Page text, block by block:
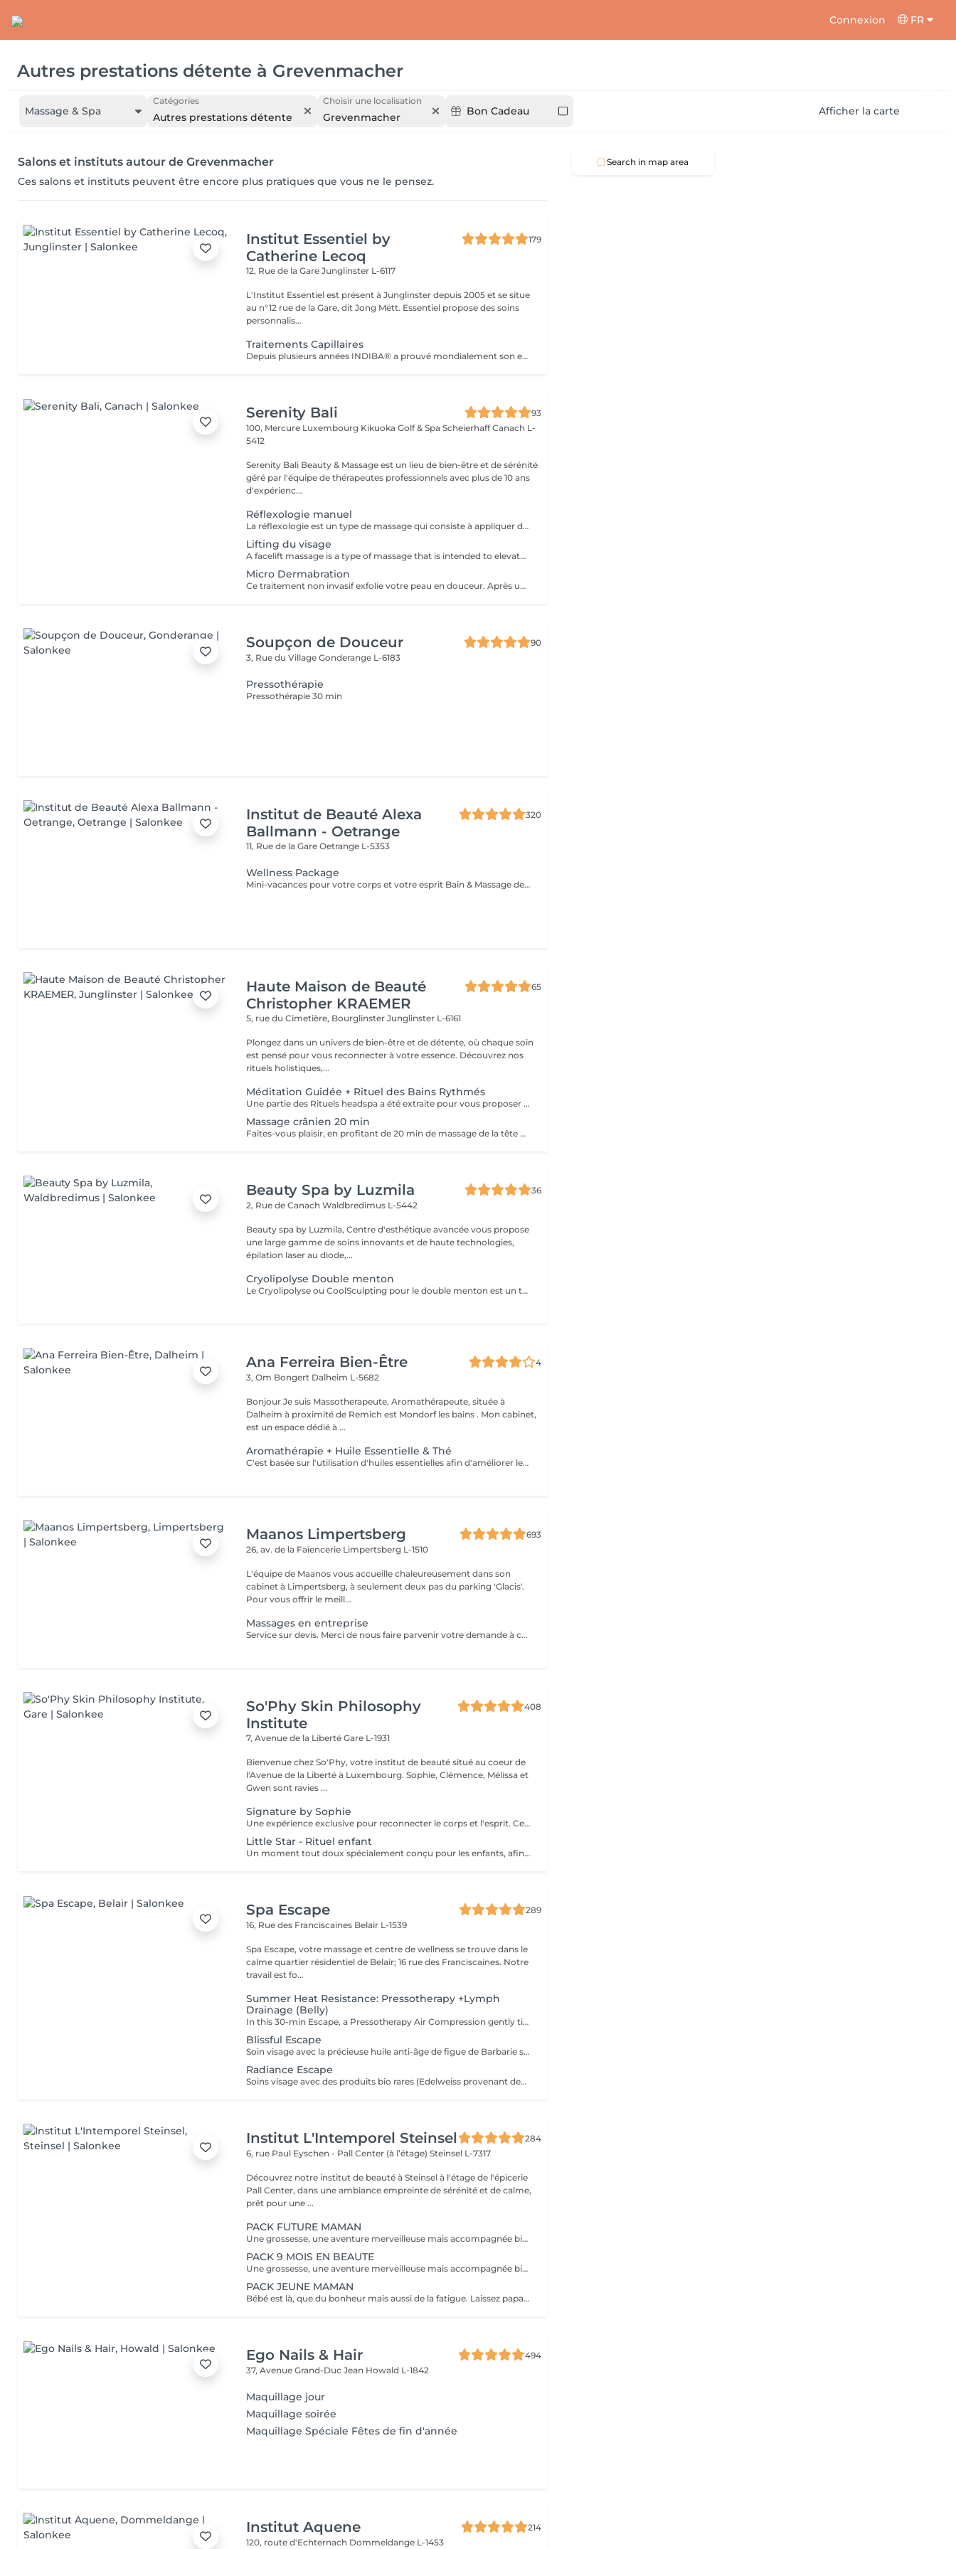
Connexion FR
Autres prestations détente à Grevenmacher
Massage & Spa
Catégories
Autres prestations détente
Choisir une localisation
Grevenmacher Bon Cadeau Afficher la carte
Salons et instituts autour de Grevenmacher
Ces salons et instituts peuvent être encore plus pratiques que vous ne le pensez.
Institut Essentiel by
Catherine Lecoq
179
12, Rue de la GareJunglinster L-6117
L'Institut Essentiel est présent à Junglinster depuis 2005 et se situe
au n°12 rue de la Gare, dit Jong Mëtt. Essentiel propose des soins
personnalis...
Traitements Capillaires
Depuis plusieurs années INDIBA® a prouvé mondialement son efficacité à lutter contre la dégénérescence cellulaire (vieillissement cellulaire). La technologie de INDIBA® Haiwave a été spécifiquement conçue pour traiter le problème de la chute des cheveux du au vieillissement ou en raison de problèmes hormonaux. En activant la micro circulation, les racines des cheveux sont intensément nourries en oxygène et peuvent se régénérer très rapidement. Le poil sort ainsi de sa phase de repos et peut repousser. Progressivement (à p.de 4 séances) les premiers cheveux sont visibles. Le traitement doit impérativement se réaliser 3-4 fois par semaines sur une durée de 1mois (revitalisation, cheveux fins, prévention anti-chute) ou 2 mois pour la perte de cheveux et calvitie. Nous proposons un forfait de 12 séances avec une remise immédiate de 15%. 1 à 2 cure de 12 séances sont conseillés à intervalle de 4-6 semaines. N'hésitez pas à nous contacter pour plus d'information ou réserver votre séance d'information (gratuite) en ligne.
Serenity Bali
93
100, Mercure Luxembourg Kikuoka Golf & Spa ScheierhaffCanach L-
5412
Serenity Bali Beauty & Massage est un lieu de bien-être et de sérénité
géré par l'équipe de thérapeutes professionnels avec plus de 10 ans
d'expérienc...
Réflexologie manuel
La réflexologie est un type de massage qui consiste à appliquer différentes quantités de pression sur les pieds. Elle est basée sur une théorie selon laquelle ces parties du corps sont connectées à certains organes et systèmes du corps.
Lifting du visage
A facelift massage is a type of massage that is intended to elevate sagging tissues, smooth wrinkles, and overall give you a more youthful appearance.
Micro Dermabration
Ce traitement non invasif exfolie votre peau en douceur. Après une série de traitements, votre teint peut apparaître plus lisse, plus lumineux et plus uniforme en couleur. Nettoyage, microdermabration, masque.
Soupçon de Douceur
90
3, Rue du VillageGonderange L-6183
Pressothérapie
Pressothérapie 30 min
Institut de Beauté Alexa
Ballmann - Oetrange
320
11, Rue de la GareOetrange L-5353
Wellness Package
Mini-vacances pour votre corps et votre esprit Bain & Massage des pieds - Gommage du corps & massage Hot Stone - Soins du visage coup d'éclat
Haute Maison de Beauté
Christopher KRAEMER
65
5, rue du Cimetière, BourglinsterJunglinster L-6161
Plongez dans un univers de bien-être et de détente, où chaque soin
est pensé pour vous reconnecter à votre essence. Découvrez nos
rituels holistiques,...
Méditation Guidée + Rituel des Bains Rythmés
Une partie des Rituels headspa a été extraite pour vous proposer cette formule courte de 20 min, afin de lâcher tout votre stress et de réguler vos émotions. Le bac à shampooing est rempli d'eau à 39°C, avec une synergie d'huiles essentielles spécifiques, en continu, à l'aide d'un bol pendant ces 20 min, l'eau aromatique est versée sur votre tête, et pendant ce temps, nous faisons un court exercice de sophrologie afin de vous mettre en pleine réceptivité pour continuer avec une méditation guidée. Un moment très relaxant et ressourçant
Massage crânien 20 min
Faites-vous plaisir, en profitant de 20 min de massage de la tête uniquement
Beauty Spa by Luzmila
36
2, Rue de CanachWaldbredimus L-5442
Beauty spa by Luzmila, Centre d'esthétique avancée vous propose
une large gamme de soins innovants et de haute technologies,
épilation laser au diode,...
Cryolipolyse Double menton
Le Cryolipolyse ou CoolSculpting pour le double menton est un traitement esthétique efficace et non invasif permettant de réduire l'apparence du double menton. Cette méthode utilise des températures très basses pour détruire les cellules graisseuses situées sous la peau, qui sont ensuite éliminées naturellement par le corps sans endommager les tissus environnants. Le résultat est une réduction visible de la graisse sous-mentonnière, pour un visage plus affiné. Avantages : Réduction de l'apparence du double menton sans chirurgie ; Traitement Non invasif et sans douleur ; Résultats visibles après quelques séances. Réservez dès aujourd'hui votre séance de Cryolipolyse pour le double menton et découvrez les résultats incroyables de cette technologie innovante !
Ana Ferreira Bien-Être
4
3, Om Bongert Dalheim L-5682
Bonjour Je suis Massotherapeute, Aromathérapeute, située à
Dalheim à proximité de Remich est Mondorf les bains . Mon cabinet,
est un espace dédié à ...
Aromathérapie + Huile Essentielle & Thé
C'est basée sur l'utilisation d'huiles essentielles afin d'améliorer le bien-être physique et psychologique d'une personne. Anxiété, dépression ou stress ; Agitation ou irritabilité ; Fatigue physique ou mentale ; Insomnie Maux de tête ou migraine Douleurs musculaires ou articulaires
Maanos Limpertsberg
693
26, av. de la Faïencerie Limpertsberg L-1510
L'équipe de Maanos vous accueille chaleureusement dans son
cabinet à Limpertsberg, à seulement deux pas du parking 'Glacis'.
Pour vous offrir le meill...
Massages en entreprise
Service sur devis. Merci de nous faire parvenir votre demande à contact@maanos.com.
So'Phy Skin Philosophy
Institute
408
7, Avenue de la LibertéGare L-1931
Bienvenue chez So'Phy, votre institut de beauté situé au coeur de
l'Avenue de la Liberté à Luxembourg. Sophie, Clémence, Mélissa et
Gwen sont ravies ...
Signature by Sophie
Une expérience exclusive pour reconnecter le corps et l'esprit. Ce soin signature débute par un bain de pieds chaud et délassant, invitant le corps à ralentir et à relâcher les premières tensions. Il se poursuit par un massage du dos profondément relaxant, conçu pour libérer les tensions musculaires, apaiser le système nerveux et installer un véritable lâcher-prise. L'expérience continue avec un soin du visage entièrement personnalisé, adapté aux besoins spécifiques de votre peau, afin de la nettoyer, l'hydrater et lui redonner confort et éclat. Au coeur de ce rituel se trouve le massage signature de Sophie, le KobiLift® : une gestuelle précise et enveloppante qui stimule, draine et raffermit la peau tout en illuminant le teint. Au-delà des résultats visibles, ce soin procure une profonde sensation d'équilibre, de légèreté et de renouveau. Un moment suspendu, où le temps ralentit, l'esprit s'apaise et le corps se sent pleinement pris en charge. Idéal pour celles et ceux qui recherchent une relaxation profonde, une peau lumineuse et une véritable parenthèse de reconnexion.
Little Star - Rituel enfant
Un moment tout doux spécialement conçu pour les enfants, afin de leur faire découvrir le plaisir de prendre soin d'eux dans un cadre rassurant et bienveillant. Vous choisissez la durée du soin (60 ou 90 minutes), et nous créons un rituel adapté à leur âge, à leurs envies et à leur sensibilité. L'expérience peut inclure différents soins tels qu'un mini soin du visage, un massage relaxant, une mini manucure ou pédicure, avec possibilité de pose de vernis. Chaque séance est pensée comme un moment ludique et apaisant, pour initier les plus jeunes au bien-être tout en douceur. Un instant de détente idéal pour leur offrir une première expérience en institut, dans le respect de leur rythme et de leurs besoins.
Spa Escape
289
16, Rue des Franciscaines Belair L-1539
Spa Escape, votre massage et centre de wellness se trouve dans le
calme quartier résidentiel de Belair; 16 rue des Franciscaines. Notre
travail est fo...
Summer Heat Resistance: Pressotherapy +Lymph
Drainage (Belly)
In this 30-min Escape, a Pressotherapy Air Compression gently tightens & relaxes the legs to boosts lymphatic drainage and reduces water retention. We add a Lymphatic Drainage Belly Massage to soothe tension and/or toxins caught in the tummy area. Your legs, and feet feel lighter, your body feels less bloated. This offer is available on Tuesday to Thursday from 10 to 3pm.
Blissful Escape
Soin visage avec la précieuse huile anti-âge de figue de Barbarie suivi d'un massage crânien + visage, cou, épaules puis un massage oriental des pieds et des jambes. Ce soin commence par un rafraîchissement stimulant des pieds pour favoriser la circulation sanguine et la relaxation.
Radiance Escape
Soins visage avec des produits bio rares (Edelweiss provenant des montagnes et Punarvana plante ayurvédique) + 60 minutes de massage aromatique. Ce soin commence par un rafraîchissement stimulant des pieds pour favoriser la circulation sanguine et la relaxation.
Institut L'Intemporel Steinsel
284
6, rue Paul Eyschen - Pall Center (à l’étage)Steinsel L-7317
Découvrez notre institut de beauté à Steinsel à l'étage de l'épicerie
Pall Center, dans une ambiance empreinte de sérénité et de calme,
prêt pour une ...
PACK FUTURE MAMAN
Une grossesse, une aventure merveilleuse mais accompagnée bien souvent de fatigue, jambes lourdes, teint brouillé, morale up and down, alors pour vous soulager, nous avons créé nos packs. A commencer au second trimestre 6 massages prénatals ( à raison d'un /mois) 1 soin visage Bulle de douceur/ purifiant ou hydratant intense selon votre type de peau. ( avant l'arrivée de bébé et la maternité) 2 beautés des pieds, car à moins d'être une acrobate en fin de parcours nos pieds sont loin ;-) 1 crème spécial vergeture Clarins et 1 protection UV 50 pour éviter les tâches pigmentaires. Prix spécial de 920€ à la place de 1135€. A offrir ou à s'offrir.
PACK 9 MOIS EN BEAUTE
Une grossesse, une aventure merveilleuse mais accompagnée bien souvent de fatigue, jambes lourdes, teint brouillé, morale up and down, alors pour vous soulager, nous avons créé nos packs. A commencer au second trimestre 12 massages prénatal ( à raison de 2 /mois) 4 soins visage Bulle de douceur/ purifiant ou hydratant intense selon votre type de peau. ( à étaler selon vos envies ou toutes 6 semaines ) 3 beautés des pieds, car à moins d'être une acrobate en fin de parcours nos pieds sont loin ;-) 1 crème spécial vergetures Clarins, 1 huile tonic Clarins et 1 protection UV 50 Clarins pour éviter les tâches pigmentaires. Prix spécial de 1899€ à la place de 2415€. A offrir ou à s'offrir.
PACK JEUNE MAMAN
Bébé est là, que du bonheur mais aussi de la fatigue. Laissez papa s'occuper de la prunelle de vos yeux et venez passer du temps chez nous pour simplement vous détendre. - Soin visage hydratant (ou autre soin complet au choix dans nos classiques) - Massage détente aromatique - Manucure et beauté des pieds Reconnexion totale avec vous même grâce à ce moment privilégié.
Ego Nails & Hair
494
37, Avenue Grand-Duc Jean Howald L-1842
Maquillage jour
Maquillage soirée
Maquillage Spéciale Fêtes de fin d'année
Institut Aquene
214
120, route d'Echternach Dommeldange L-1453
Search in map area